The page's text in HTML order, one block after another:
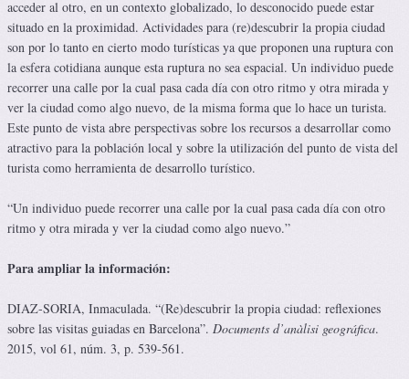
acceder al otro, en un contexto globalizado, lo desconocido puede estar
situado en la proximidad. Actividades para (re)descubrir la propia ciudad
son por lo tanto en cierto modo turísticas ya que proponen una ruptura con
la esfera cotidiana aunque esta ruptura no sea espacial. Un individuo puede
recorrer una calle por la cual pasa cada día con otro ritmo y otra mirada y
ver la ciudad como algo nuevo, de la misma forma que lo hace un turista.
Este punto de vista abre perspectivas sobre los recursos a desarrollar como
atractivo para la población local y sobre la utilización del punto de vista del
turista como herramienta de desarrollo turístico.
“Un individuo puede recorrer una calle por la cual pasa cada día con otro
ritmo y otra mirada y ver la ciudad como algo nuevo.”
Para ampliar la información:
DIAZ-SORIA, Inmaculada. “(Re)descubrir la propia ciudad: reflexiones
sobre las visitas guiadas en Barcelona”. Documents d’anàlisi geográfica.
2015, vol 61, núm. 3, p. 539-561.